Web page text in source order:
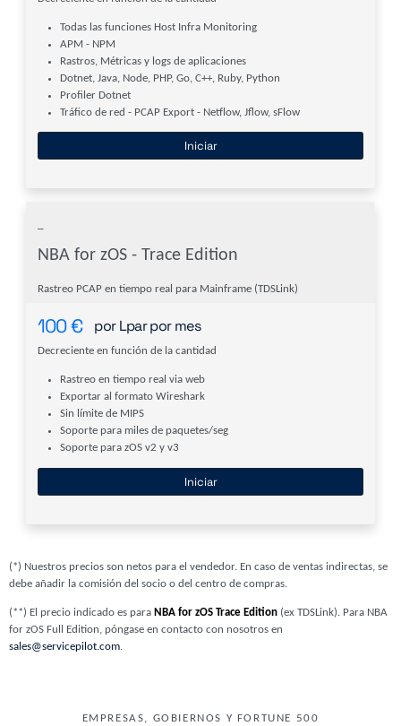
Todas las funciones Host Infra Monitoring
APM - NPM
Rastros, Métricas y logs de aplicaciones
Dotnet, Java, Node, PHP, Go, C++, Ruby, Python
Profiler Dotnet
Tráfico de red - PCAP Export - Netflow, Jflow, sFlow
Iniciar
NBA for zOS - Trace Edition
Rastreo PCAP en tiempo real para Mainframe (TDSLink)
100€ por Lpar por mes
Decreciente en función de la cantidad
Rastreo en tiempo real via web
Exportar al formato Wireshark
Sin límite de MIPS
Soporte para miles de paquetes/seg
Soporte para zOS v2 y v3
Iniciar
(*) Nuestros precios son netos para el vendedor. En caso de ventas indirectas, se
debe añadir la comisión del socio o del centro de compras.
(**) El precio indicado es para NBA for zOS Trace Edition(ex TDSLink). Para NBA
for zOS Full Edition, póngase en contacto con nosotros en
sales@servicepilot.com.
EMPRESAS, GOBIERNOS Y FORTUNE 500